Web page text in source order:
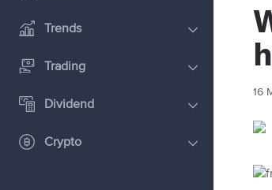
Trends
Trading
Dividend
Crypto
16